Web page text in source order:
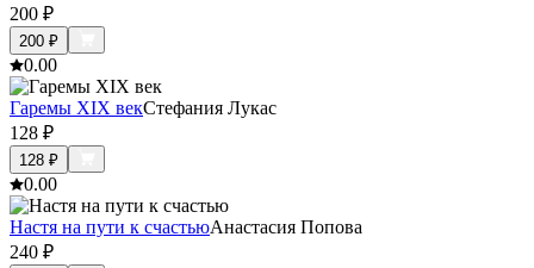
200 ₽
200 ₽
0.00
Гаремы XIX векСтефания Лукас
128 ₽
128 ₽
0.00
Настя на пути к счастьюАнастасия Попова
240 ₽